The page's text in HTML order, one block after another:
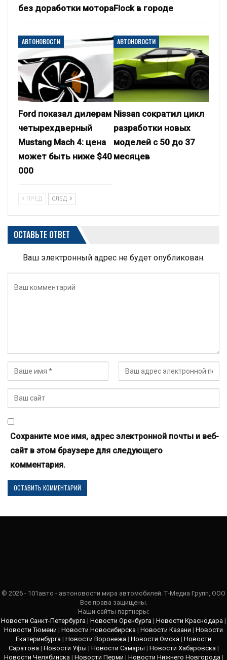
без доработки мотораFlock в городе
АВТОНОВОСТИ
Ford показал дилерам
четырехдверный
Mustang Mach 4: цена
может быть ниже $40
000
АВТОНОВОСТИ
Nissan сократил цикл
разработки новых
моделей с 50 до 37
месяцев
ПРЕД СЛЕД
ОСТАВЬТЕ ОТВЕТ
Ваш электронный адрес не будет опубликован.
Сохраните мое имя, адрес электронной почты и веб-
сайт в этом браузере для следующего
комментария.
© 2026 - 101авто - автоновости мира автомобилей. Т-Медиа Групп, ООО
Все права защищены.
Наши сайты партнеры:
Новости Санкт-Петербурга | Новости Оренбурга | Новости Краснодара |
Новости Тюмени | Новости Новосибирска | Новости Казани | Новости
Екатеринбурга | Новости Воронежа | Новости Омска | Новости
Саратова| Новости Уфы | Новости Самары | Новости Хабаровска|
Новости Челябинска| Новости Перми | Новости Нижнего Новгорода|